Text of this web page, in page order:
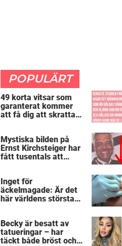
POPULÄRT
49 korta vitsar som
garanterat kommer
att få dig att skratta
Mystiska bilden på
Ernst Kirchsteiger har
fått tusentals att
Inget för
äckelmagade: Är det
här världens största
Becky är besatt av
tatueringar – har
täckt både bröst och